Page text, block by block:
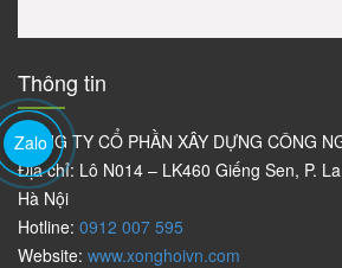
Thông tin
CÔNG TY CỔ PHẦN XÂY DỰNG CÔNG
Địa chỉ: Lô N014 – LK460 Giếng Sen, P.
Hà Nội
Hotline: 0912 007 595
Website: www.xonghoivn.com
Zalo